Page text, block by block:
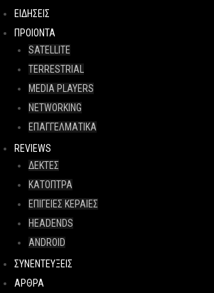
ΕΙΔΗΣΕΙΣ
ΠΡΟΙΟΝΤΑ
SATELLITE
TERRESTRIAL
MEDIA PLAYERS
NETWORKING
ΕΠΑΓΓΕΛΜΑΤΙΚΑ
REVIEWS
ΔΕΚΤΕΣ
ΚΑΤΟΠΤΡΑ
ΕΠΙΓΕΙΕΣ ΚΕΡΑΙΕΣ
HEADENDS
ANDROID
ΣΥΝΕΝΤΕΥΞΕΙΣ
ΑΡΘΡΑ